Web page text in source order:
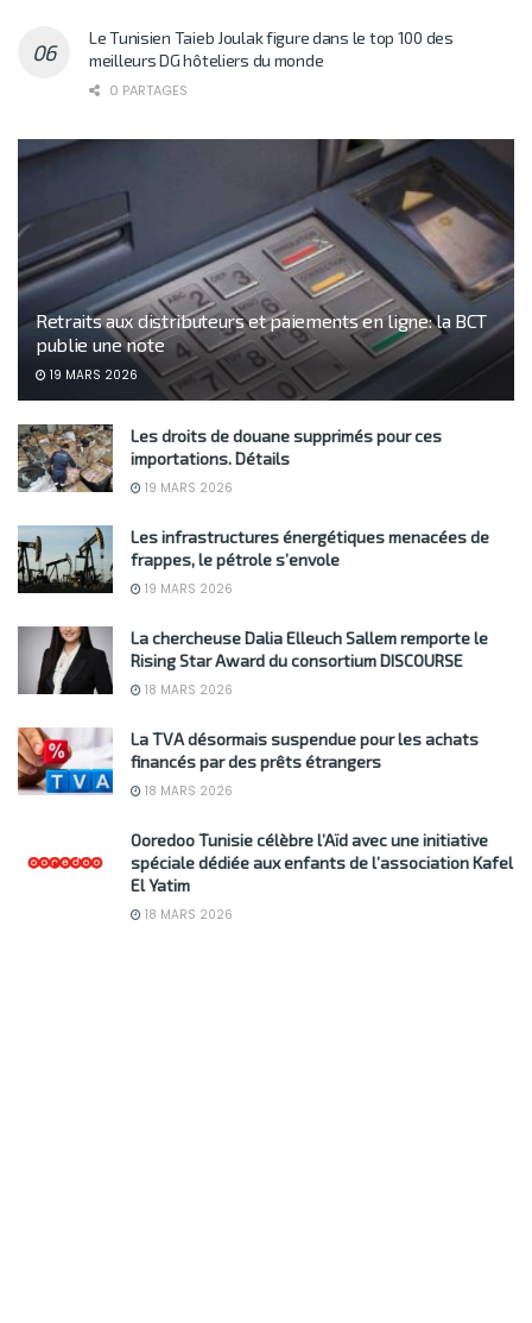
Le Tunisien Taieb Joulak figure dans le top 100 des
meilleurs DG hôteliers du monde
0 PARTAGES
Retraits aux distributeurs et paiements en ligne: la BCT
publie une note
19 MARS 2026
Les droits de douane supprimés pour ces
importations. Détails
19 MARS 2026
Les infrastructures énergétiques menacées de
frappes, le pétrole s’envole
19 MARS 2026
La chercheuse Dalia Elleuch Sallem remporte le
Rising Star Award du consortium DISCOURSE
18 MARS 2026
La TVA désormais suspendue pour les achats
financés par des prêts étrangers
18 MARS 2026
Ooredoo Tunisie célèbre l’Aïd avec une initiative
spéciale dédiée aux enfants de l’association Kafel
El Yatim
18 MARS 2026